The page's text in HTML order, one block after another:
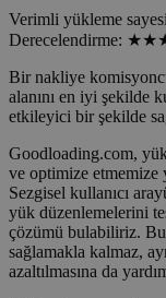
Verimli yükleme
Derecelendirme:
Bir nakliye
alanını en iyi şekilde
etkileyici bir şekilde
Goodloading.com,
ve optimize etmemize
Sezgisel kullanıcı
yük düzenlemelerini
çözümü bulabiliriz. Bu
sağlamakla kalmaz,
azaltılmasına da